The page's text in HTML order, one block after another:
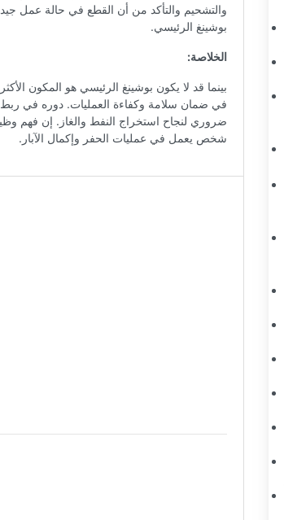
والتشحيم والتأكد من أن القطع في حالة عمل
بوشينغ الرئيسي.
الخلاصة:
بينما قد لا يكون بوشينغ الرئيسي هو المكون
في ضمان سلامة وكفاءة العمليات. دوره في ربط
ضروري لنجاح استخراج النفط والغاز. إن فهم
شخص يعمل في عمليات الحفر وإكمال الآبار.